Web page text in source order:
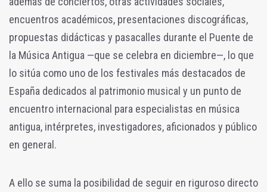
encuentros académicos, presentaciones discográficas,
propuestas didácticas y pasacalles durante el Puente de
la Música Antigua —que se celebra en diciembre—, lo que
lo sitúa como uno de los festivales más destacados de
España dedicados al patrimonio musical y un punto de
encuentro internacional para especialistas en música
antigua, intérpretes, investigadores, aficionados y público
en general.
A ello se suma la posibilidad de seguir en riguroso directo